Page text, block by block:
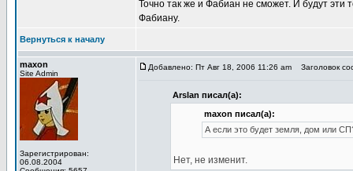
Точно так же и Фабиан не сможет. И будут эти
Фабиану.
Вернуться к началу
maxon
Site Admin
Зарегистрирован:
06.08.2004
Добавлено: Пт Авг 18, 2006 11:26 am Заголовок
Arslan писал(а):
maxon писал(а):
А если это будет земля, дом или
Нет, не изменит.